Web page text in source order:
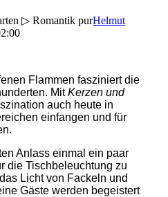
▷ Romantik purHelmut
Flammen fasziniert die
MitKerzen und
auch heute in
einfangen und für
Anlass einmal ein paar
die Tischbeleuchtung zu
Licht von Fackeln und
Gäste werden begeistert